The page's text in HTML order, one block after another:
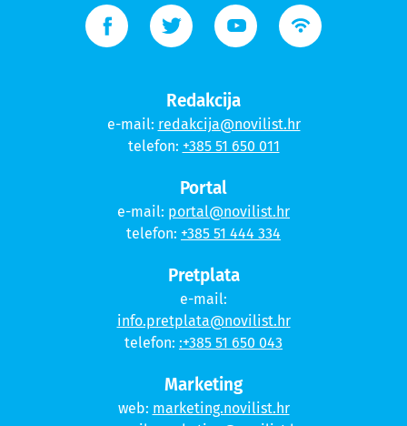
Redakcija
e-mail: redakcija@novilist.hr
telefon: +385 51 650 011
Portal
e-mail: portal@novilist.hr
telefon: +385 51 444 334
Pretplata
e-mail:
info.pretplata@novilist.hr
telefon: :+385 51 650 043
Marketing
web: marketing.novilist.hr